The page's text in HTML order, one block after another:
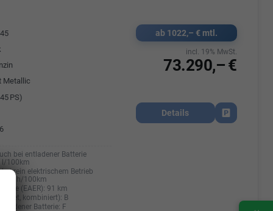
Metallic
PS)
bei entladener Batterie
l/100km
rein elektrischem Betrieb
kWh/100km
(EAER): 91 km
kombiniert): B
Batterie: F
ab 1022,– € mtl.
73.290,– €
incl. 19% MwSt.
Details
Fahrzeug